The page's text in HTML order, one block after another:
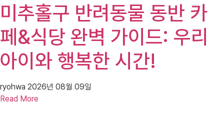
미추홀구 반려동물 동반 카
페&식당 완벽 가이드: 우리
아이와 행복한 시간!
ryohwa 2026년 08월 09일
Read More